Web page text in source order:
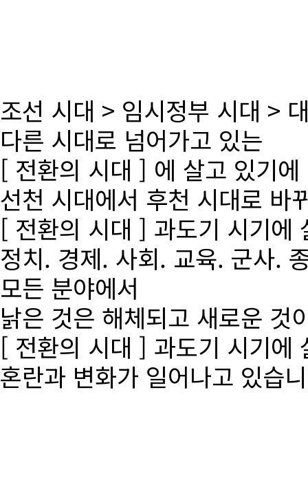
조선 시대 > 임시정부 시대 >
다른 시대로 넘어가고 있는
[ 전환의 시대 ] 에 살고 있기에
선천 시대에서 후천 시대로 바
[ 전환의 시대 ] 과도기 시기에
정치. 경제. 사회. 교육. 군사.
모든 분야에서
낡은 것은 해체되고 새로운 것
[ 전환의 시대 ] 과도기 시기에
혼란과 변화가 일어나고 있습